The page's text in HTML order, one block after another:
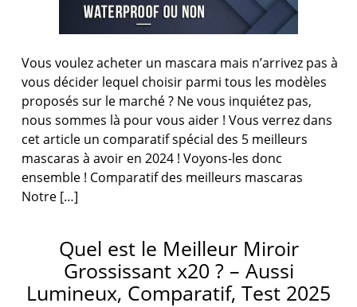
Vous voulez acheter un mascara mais n’arrivez pas à
vous décider lequel choisir parmi tous les modèles
proposés sur le marché ? Ne vous inquiétez pas,
nous sommes là pour vous aider ! Vous verrez dans
cet article un comparatif spécial des 5 meilleurs
mascaras à avoir en 2024 ! Voyons-les donc
ensemble ! Comparatif des meilleurs mascaras
Notre […]
Quel est le Meilleur Miroir
Grossissant x20 ? – Aussi
Lumineux, Comparatif, Test 2025